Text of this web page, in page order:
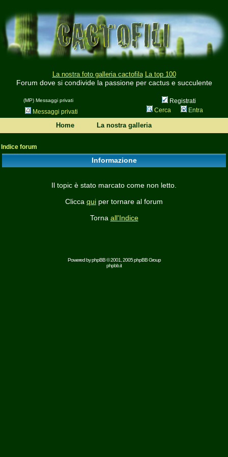
La nostra foto galleria cactofila La top 100
Forum dove si condivide la passione per cactus e succulente
(MP) Messaggi privati
Registrati
Messaggi privati
Cerca Entra
Home La nostra galleria
Indice forum
Informazione
Il topic è stato marcato come non letto.
Clicca qui per tornare al forum
Torna all'Indice
Powered byphpBB© 2001, 2005 phpBB Group
phpbb.it